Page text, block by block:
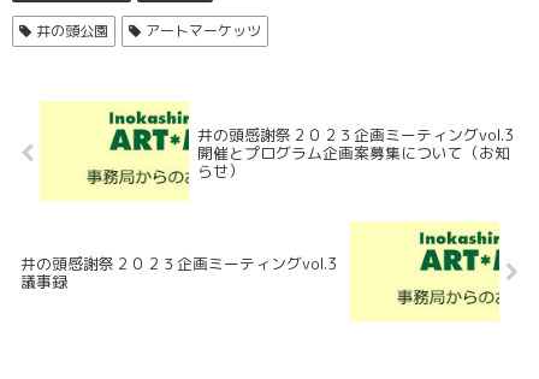
井の頭公園 アートマーケッツ
井の頭感謝祭２０２３企画ミーティングvol.3
開催とプログラム企画案募集について（お知
らせ）
井の頭感謝祭２０２３企画ミーティングvol.3
議事録